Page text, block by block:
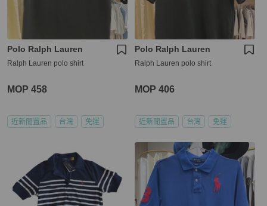
Polo Ralph Lauren
Ralph Lauren polo shirt
MOP 458
近新閒置品 台灣 免運
Polo Ralph Lauren
Ralph Lauren polo shirt
MOP 406
近新閒置品 台灣 免運